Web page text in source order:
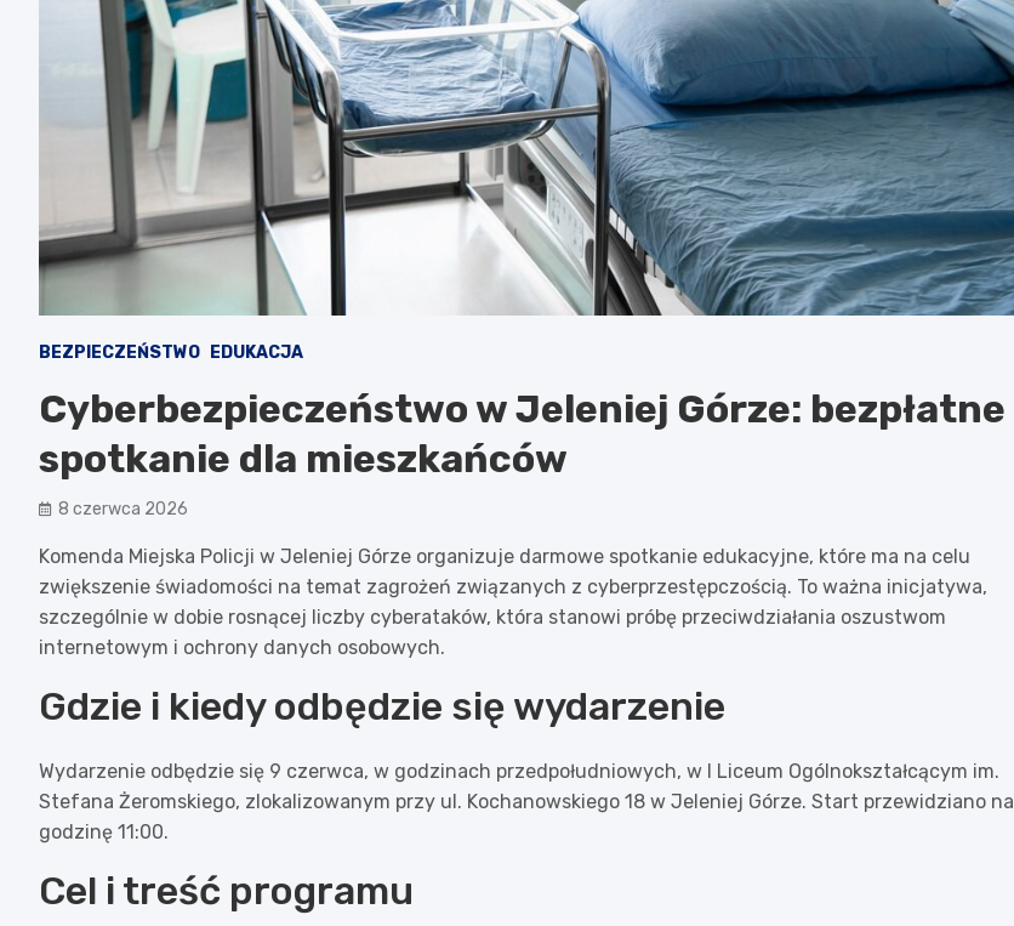
BEZPIECZEŃSTWO EDUKACJA
Cyberbezpieczeństwo w Jeleniej Górze: bezpłatne
spotkanie dla mieszkańców
8 czerwca 2026
Komenda Miejska Policji w Jeleniej Górze organizuje darmowe spotkanie edukacyjne, które ma na celu
zwiększenie świadomości na temat zagrożeń związanych z cyberprzestępczością. To ważna inicjatywa,
szczególnie w dobie rosnącej liczby cyberataków, która stanowi próbę przeciwdziałania oszustwom
internetowym i ochrony danych osobowych.
Gdzie i kiedy odbędzie się wydarzenie
Wydarzenie odbędzie się 9 czerwca, w godzinach przedpołudniowych, w I Liceum Ogólnokształcącym im.
Stefana Żeromskiego, zlokalizowanym przy ul. Kochanowskiego 18 w Jeleniej Górze. Start przewidziano na
godzinę 11:00.
Cel i treść programu